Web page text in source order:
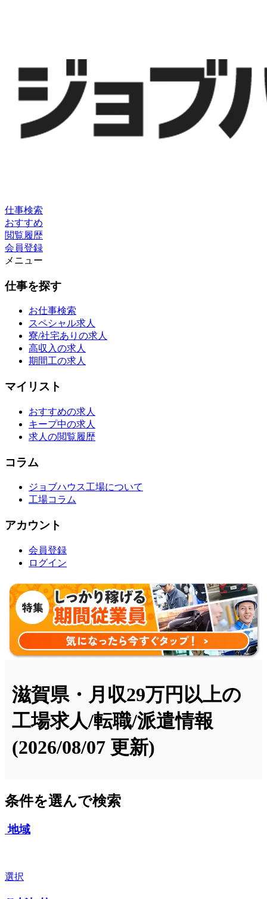
仕事検索
おすすめ
閲覧履歴
会員登録
メニュー
仕事を探す
お仕事検索
スペシャル求人
寮/社宅ありの求人
高収入の求人
期間工の求人
マイリスト
おすすめの求人
キープ中の求人
求人の閲覧履歴
コラム
ジョブハウス工場について
工場コラム
アカウント
会員登録
ログイン
滋賀県・月収29万円以上の
工場求人/転職/派遣情報
(2026/08/07 更新)
条件を選んで検索
地域
選択